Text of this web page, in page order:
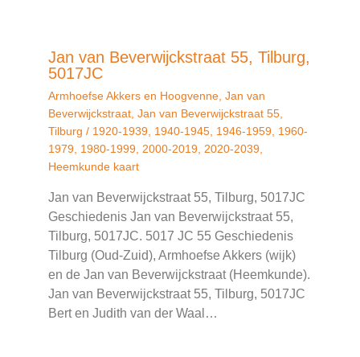
Jan van Beverwijckstraat 55, Tilburg,
5017JC
Armhoefse Akkers en Hoogvenne Jan van
Beverwijckstraat Jan van Beverwijckstraat 55
Tilburg / 1920-1939 1940-1945 1946-1959 1960-
1979 1980-1999 2000-2019 2020-2039
Heemkunde kaart
Jan van Beverwijckstraat 55, Tilburg, 5017JC
Geschiedenis Jan van Beverwijckstraat 55,
Tilburg, 5017JC. 5017 JC 55 Geschiedenis
Tilburg (Oud-Zuid), Armhoefse Akkers (wijk)
en de Jan van Beverwijckstraat (Heemkunde).
Jan van Beverwijckstraat 55, Tilburg, 5017JC
Bert en Judith van der Waal…